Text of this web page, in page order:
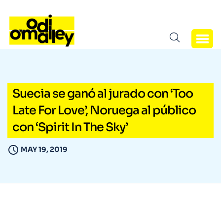
Suecia se ganó al jurado con ‘Too
Late For Love’, Noruega al público
con ‘Spirit In The Sky’
MAY 19, 2019